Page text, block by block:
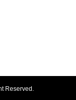
Reserved.